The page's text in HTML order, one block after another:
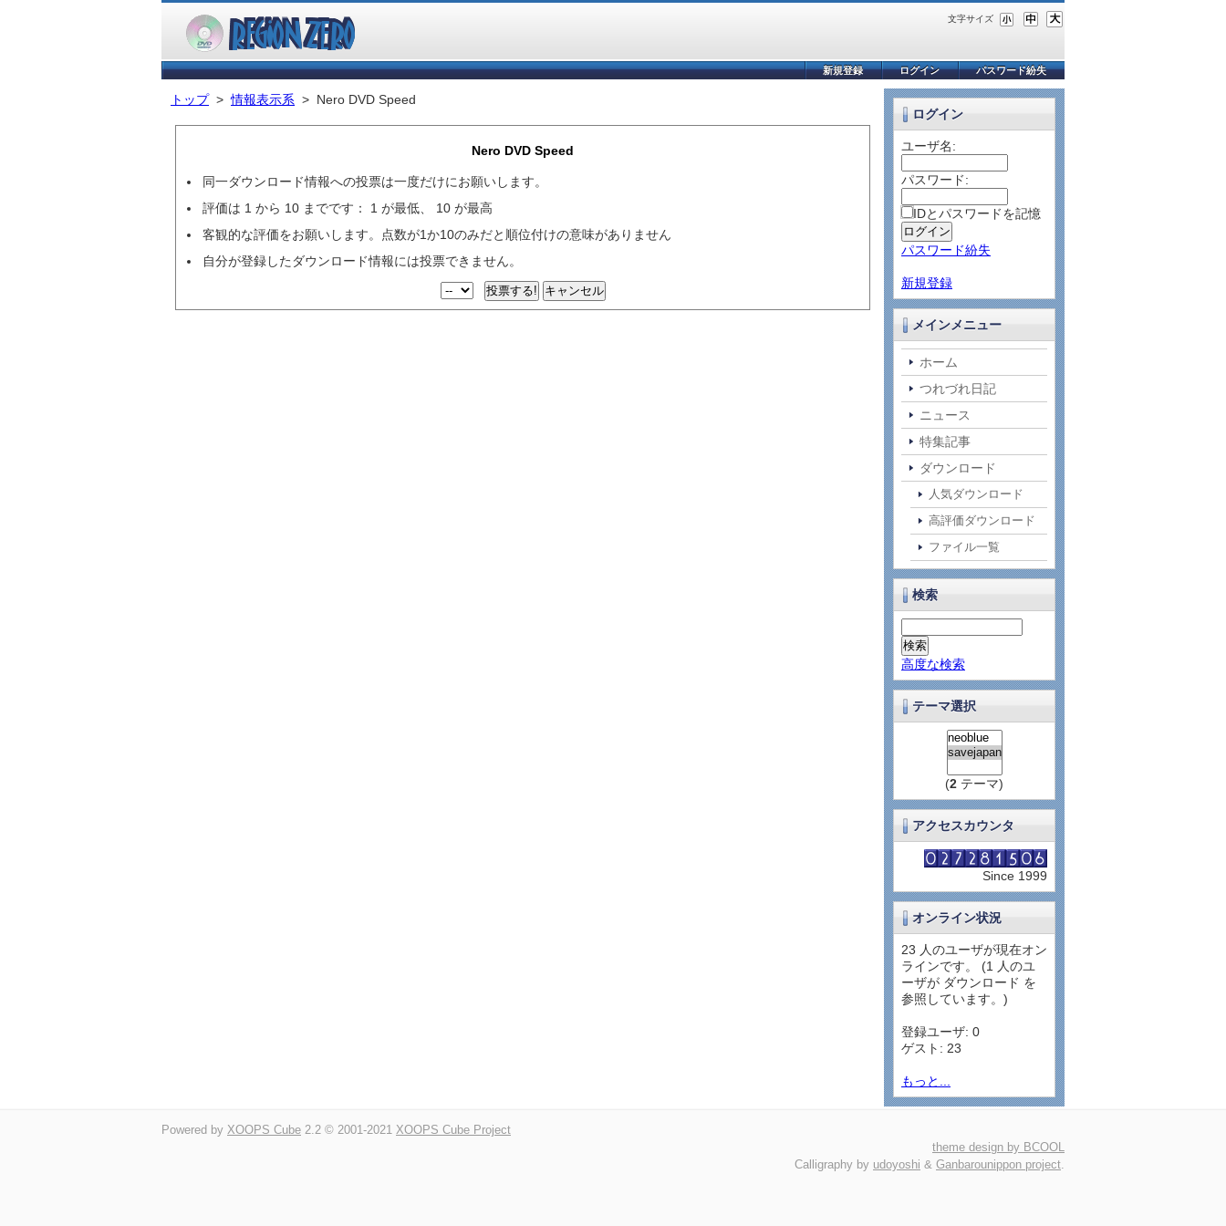
文字サイズ
パスワード紛失
ログイン
新規登録
トップ>情報表示系 > Nero DVD Speed
Nero DVD Speed
同一ダウンロード情報への投票は一度だけにお願いします。
評価は 1 から 10 までです： 1 が最低、 10 が最高
客観的な評価をお願いします。点数が1か10のみだと順位付けの意味がありません
自分が登録したダウンロード情報には投票できません。
ログイン
ユーザ名:
パスワード:
IDとパスワードを記憶
パスワード紛失
新規登録
メインメニュー
ホーム
つれづれ日記
ニュース
特集記事
ダウンロード
人気ダウンロード
高評価ダウンロード
ファイル一覧
検索
高度な検索
テーマ選択
(2 テーマ)
アクセスカウンタ
Since 1999
オンライン状況
23 人のユーザが現在オン
ラインです。 (1 人のユ
ーザが ダウンロード を
参照しています。)
登録ユーザ: 0
ゲスト: 23
もっと...
Powered by XOOPS Cube 2.2 © 2001-2021 XOOPS Cube Project
theme design by BCOOL
Calligraphy by udoyoshi & Ganbarounippon project.